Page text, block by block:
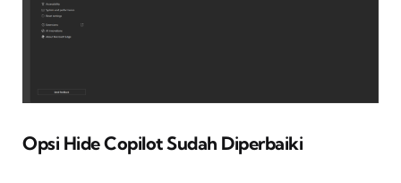
Opsi Hide Copilot Sudah Diperbaiki